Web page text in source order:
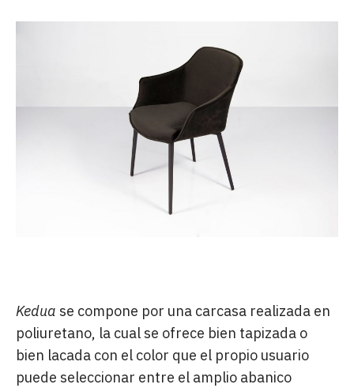
Kedua se compone por una carcasa realizada en
poliuretano, la cual se ofrece bien tapizada o
bien lacada con el color que el propio usuario
puede seleccionar entre el amplio abanico